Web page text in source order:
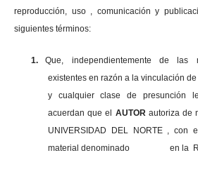
reproducción, uso , comunicación y
siguientes términos:
1.
Que, independientemente de las
existentes en razón a la vinculación
y cualquier clase de presunción
acuerdan que el AUTOR autoriza de
UNIVERSIDAD DEL NORTE ,
material denominado en la